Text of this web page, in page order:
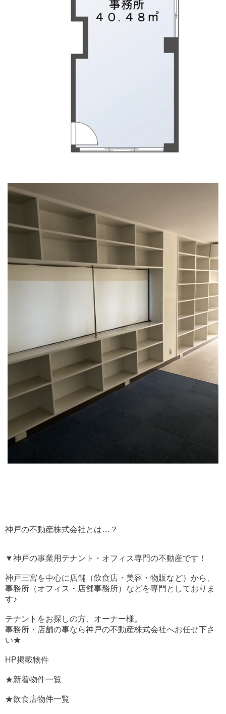
神戸の不動産株式会社とは…？
▼神戸の事業用テナント・オフィス専門の不動産です！
神戸三宮を中心に店舗（飲食店・美容・物販など）から、
事務所（オフィス・店舗事務所）などを専門としておりま
す♪
テナントをお探しの方、オーナー様。
事務所・店舗の事なら神戸の不動産株式会社へお任せ下さ
い★
HP掲載物件
★新着物件一覧
★飲食店物件一覧